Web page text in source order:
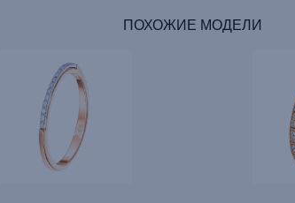
ПОХОЖИЕ МОДЕЛИ